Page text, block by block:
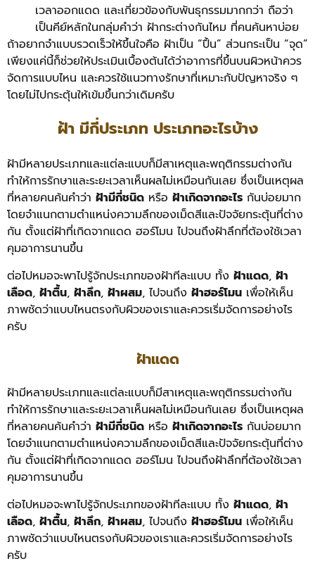
เวลาออกแดด และเกี่ยวข้องกับพันธุกรรมมากกว่า ถือว่า
เป็นคีย์หลักในกลุ่มคำว่า ฝ้ากระต่างกันไหม ที่คนค้นหาบ่อย
ถ้าอยากจำแบบรวดเร็วให้ขึ้นใจคือ ฝ้าเป็น “ปื้น” ส่วนกระเป็น “จุด”
เพียงแค่นี้ก็ช่วยให้ประเมินเบื้องต้นได้ว่าอาการที่ขึ้นบนผิวหน้าควร
จัดการแบบไหน และควรใช้แนวทางรักษาที่เหมาะกับปัญหาจริง ๆ
โดยไม่ไปกระตุ้นให้เข้มขึ้นกว่าเดิมครับ
ฝ้า มีกี่ประเภท ประเภทอะไรบ้าง
ฝ้ามีหลายประเภทและแต่ละแบบก็มีสาเหตุและพฤติกรรมต่างกัน
ทำให้การรักษาและระยะเวลาเห็นผลไม่เหมือนกันเลย ซึ่งเป็นเหตุผล
ที่หลายคนค้นคำว่า ฝ้ามีกี่ชนิด หรือ ฝ้าเกิดจากอะไร กันบ่อยมาก
โดยจำแนกตามตำแหน่งความลึกของเม็ดสีและปัจจัยกระตุ้นที่ต่าง
กัน ตั้งแต่ฝ้าที่เกิดจากแดด ฮอร์โมน ไปจนถึงฝ้าลึกที่ต้องใช้เวลา
คุมอาการนานขึ้น
ต่อไปหมอจะพาไปรู้จักประเภทของฝ้าทีละแบบ ทั้ง ฝ้าแดด, ฝ้า
เลือด, ฝ้าตื้น, ฝ้าลึก, ฝ้าผสม, ไปจนถึง ฝ้าฮอร์โมน เพื่อให้เห็น
ภาพชัดว่าแบบไหนตรงกับผิวของเราและควรเริ่มจัดการอย่างไร
ครับ
ฝ้าแดด
ฝ้ามีหลายประเภทและแต่ละแบบก็มีสาเหตุและพฤติกรรมต่างกัน
ทำให้การรักษาและระยะเวลาเห็นผลไม่เหมือนกันเลย ซึ่งเป็นเหตุผล
ที่หลายคนค้นคำว่า ฝ้ามีกี่ชนิด หรือ ฝ้าเกิดจากอะไร กันบ่อยมาก
โดยจำแนกตามตำแหน่งความลึกของเม็ดสีและปัจจัยกระตุ้นที่ต่าง
กัน ตั้งแต่ฝ้าที่เกิดจากแดด ฮอร์โมน ไปจนถึงฝ้าลึกที่ต้องใช้เวลา
คุมอาการนานขึ้น
ต่อไปหมอจะพาไปรู้จักประเภทของฝ้าทีละแบบ ทั้ง ฝ้าแดด, ฝ้า
เลือด, ฝ้าตื้น, ฝ้าลึก, ฝ้าผสม, ไปจนถึง ฝ้าฮอร์โมน เพื่อให้เห็น
ภาพชัดว่าแบบไหนตรงกับผิวของเราและควรเริ่มจัดการอย่างไร
ครับ